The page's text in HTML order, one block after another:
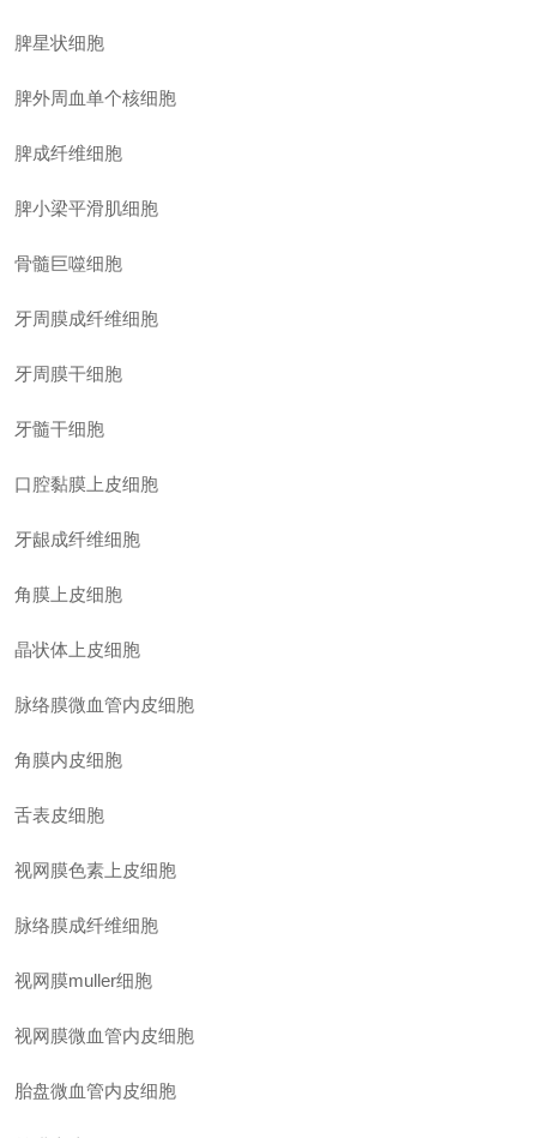
脾星状细胞
脾外周血单个核细胞
脾成纤维细胞
脾小梁平滑肌细胞
骨髓巨噬细胞
牙周膜成纤维细胞
牙周膜干细胞
牙髓干细胞
口腔黏膜上皮细胞
牙龈成纤维细胞
角膜上皮细胞
晶状体上皮细胞
脉络膜微血管内皮细胞
角膜内皮细胞
舌表皮细胞
视网膜色素上皮细胞
脉络膜成纤维细胞
视网膜muller细胞
视网膜微血管内皮细胞
胎盘微血管内皮细胞